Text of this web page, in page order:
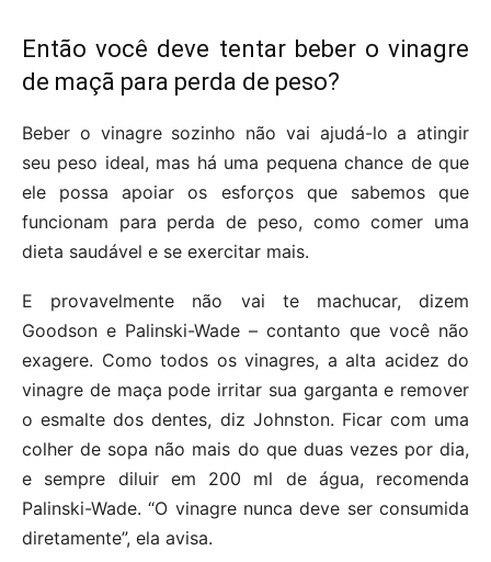
Então você deve tentar beber o vinagre
de maçã para perda de peso?
Beber o vinagre sozinho não vai ajudá-lo a atingir
seu peso ideal, mas há uma pequena chance de que
ele possa apoiar os esforços que sabemos que
funcionam para perda de peso, como comer uma
dieta saudável e se exercitar mais.
E provavelmente não vai te machucar, dizem
Goodson e Palinski-Wade – contanto que você não
exagere. Como todos os vinagres, a alta acidez do
vinagre de maça pode irritar sua garganta e remover
o esmalte dos dentes, diz Johnston. Ficar com uma
colher de sopa não mais do que duas vezes por dia,
e sempre diluir em 200 ml de água, recomenda
Palinski-Wade. “O vinagre nunca deve ser consumida
diretamente”, ela avisa.